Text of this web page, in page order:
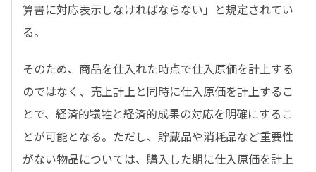
算書に対応表示しなければならない」と規定されてい
る。
そのため、商品を仕入れた時点で仕入原価を計上する
のではなく、売上計上と同時に仕入原価を計上するこ
とで、経済的犠牲と経済的成果の対応を明確にするこ
とが可能となる。ただし、貯蔵品や消耗品など重要性
がない物品については、購入した期に仕入原価を計上